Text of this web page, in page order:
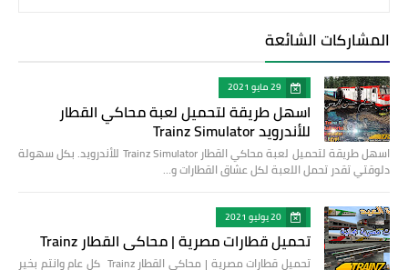
المشاركات الشائعة
29 مايو 2021
اسهل طريقة لتحميل لعبة محاكي القطار
للأندرويد Trainz Simulator
اسهل طريقة لتحميل لعبة محاكي القطار Trainz Simulator للأندرويد. بكل سهولة
دلوقتي تقدر تحمل اللعبة لكل عشاق القطارات و…
20 يوليو 2021
تحميل قطارات مصرية | محاكي القطار Trainz
تحميل قطارات مصرية | محاكي القطار Trainz كل عام وانتم بخير